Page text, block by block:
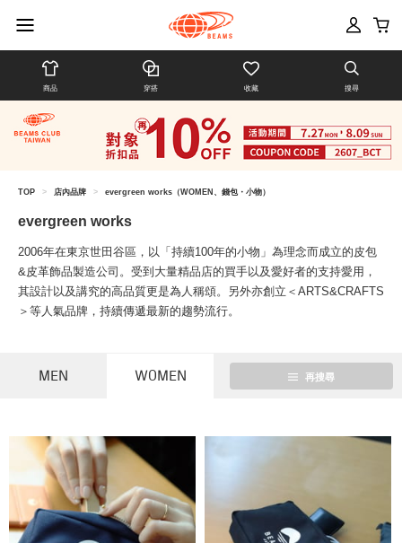
商品 穿搭 收藏 搜尋
TOP > 店內品牌 > evergreen works（WOMEN、錢包・小物）
evergreen works
2006年在東京世田谷區，以「持續100年的小物」為理念而成立的皮包
&皮革飾品製造公司。受到大量精品店的買手以及愛好者的支持愛用，
其設計以及講究的高品質更是為人稱頌。另外亦創立＜ARTS&CRAFTS
＞等人氣品牌，持續傳遞最新的趨勢流行。
MEN WOMEN 再搜尋